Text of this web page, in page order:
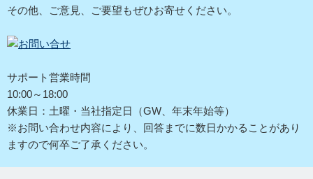
その他、ご意見、ご要望もぜひお寄せください。
サポート営業時間
10:00～18:00
休業日：土曜・当社指定日（GW、年末年始等）
※お問い合わせ内容により、回答までに数日かかることがあり
ますので何卒ご了承ください。